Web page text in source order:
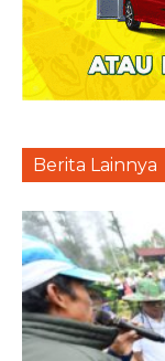
Berita Lainnya